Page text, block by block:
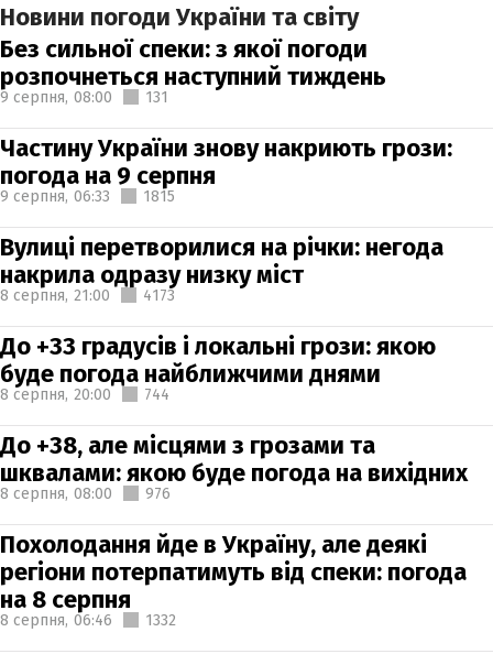
Новини погоди України та світу
Без сильної спеки: з якої погоди
розпочнеться наступний тиждень
9 серпня, 08:00 131
Частину України знову накриють грози:
погода на 9 серпня
9 серпня, 06:33 1815
Вулиці перетворилися на річки: негода
накрила одразу низку міст
8 серпня, 21:00 4173
До +33 градусів і локальні грози: якою
буде погода найближчими днями
8 серпня, 20:00 744
До +38, але місцями з грозами та
шквалами: якою буде погода на вихідних
8 серпня, 08:00 976
Похолодання йде в Україну, але деякі
регіони потерпатимуть від спеки: погода
на 8 серпня
8 серпня, 06:46 1332